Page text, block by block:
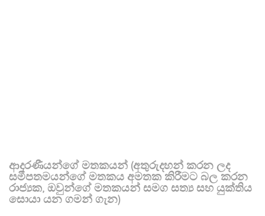
ආදරණීයන්ගේ මතකයන් (අතුරුදහන් කරන ලද
සමීපතමයන්ගේ මතකය අමතක කිරීමට බල කරන
රාජ්‍යක, ඔවුන්ගේ මතකයන් සමග සත්‍ය සහ යුක්තිය
සොයා යන ගමන් ගැන)